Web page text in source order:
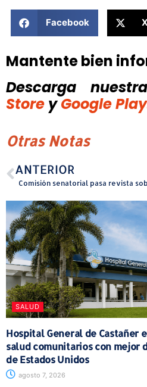
Facebook
Mantente bien
Descarga
Store y Google
Otras Notas
ANTERIOR
SALUD
Hospital General de Castañer
salud comunitarios con mejor
de Estados Unidos
agosto 7, 2026